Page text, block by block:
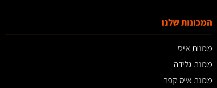
המכונות שלנו
מכונות אייס
מכונת גלידה
מכונת אייס קפה